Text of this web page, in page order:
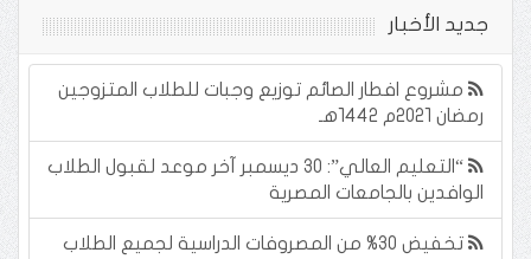
جديد الأخبار
مشروع افطار الصائم توزيع وجبات للطلاب المتزوجين
رمضان ٢٠٢١م ١٤٤٢هـ
“التعليم العالي”: 30 ديسمبر آخر موعد لقبول الطلاب
الوافدين بالجامعات المصرية
تخفيض 30% من المصروفات الدراسية لجميع الطلاب